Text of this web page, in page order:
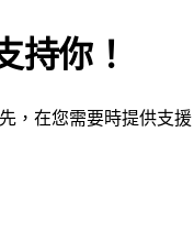
持你！
，在您需要時提供支